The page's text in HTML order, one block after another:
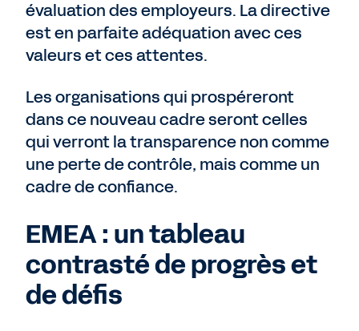
évaluation des employeurs. La directive
est en parfaite adéquation avec ces
valeurs et ces attentes.
Les organisations qui prospéreront
dans ce nouveau cadre seront celles
qui verront la transparence non comme
une perte de contrôle, mais comme un
cadre de confiance.
EMEA : un tableau
contrasté de progrès et
de défis